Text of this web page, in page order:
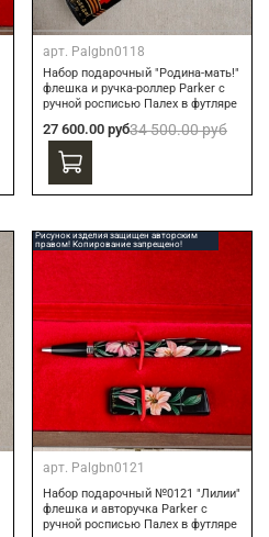
арт. Palgbn0118
Набор подарочный "Родина-мать!"
флешка и ручка-роллер Parker с
ручной росписью Палех в футляре
27 600.00 руб34 500.00 руб
Рисунок изделия защищен авторским
правом! Копирование запрещено!
арт. Palgbn0121
Набор подарочный №0121 "Лилии"
флешка и авторучка Parker с
ручной росписью Палех в футляре